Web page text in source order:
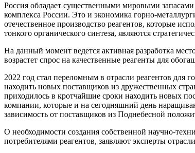
Россия обладает существенными мировыми
комплекса России. Это и экономика горно-
отечественное производство реагентов, которые
тонкого органического синтеза, являются
На данный момент ведется активная разработка
возрастет спрос на качественные реагенты для
2022 год стал переломным в отрасли реагентов
находить новых поставщиков из дружественных
приходилось в кротчайшие сроки находить новых
компании, которые и на сегодняшний день
зависимость от поставщиков из Поднебесной
О необходимости создания собственной научно-
потребителями реагентов, заявляют эксперты